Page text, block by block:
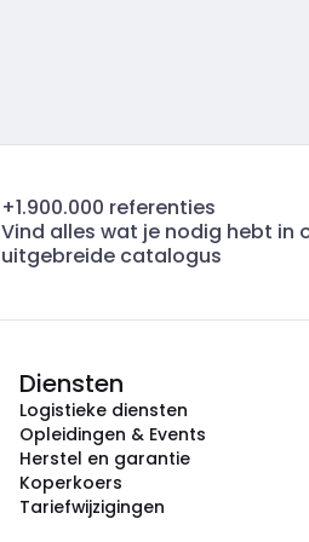
+1.900.000 referenties
Vind alles wat je nodig hebt in
uitgebreide catalogus
Diensten
Logistieke diensten
Opleidingen & Events
Herstel en garantie
Koperkoers
Tariefwijzigingen